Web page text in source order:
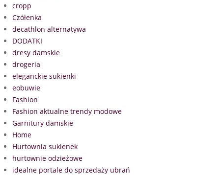
cropp
Czółenka
decathlon alternatywa
DODATKI
dresy damskie
drogeria
eleganckie sukienki
eobuwie
Fashion
Fashion aktualne trendy modowe
Garnitury damskie
Home
Hurtownia sukienek
hurtownie odzieżowe
idealne portale do sprzedaży ubrań